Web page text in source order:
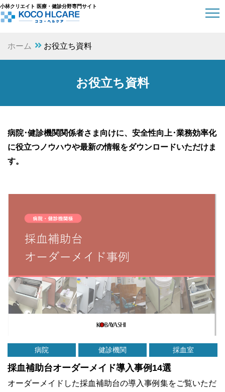
小林クリエイト 医療・健診分野専門サイト
ホーム お役立ち資料
お役立ち資料
病院･健診機関関係者さま向けに、 安全性向上･業務効率化
に役立つノウハウや最新の情報をダウンロードいただけま
す。
病院 健診機関 採血室
採血補助台オーダーメイド導入事例14選
オーダーメイドした採血補助台の導入事例集をご覧いただ